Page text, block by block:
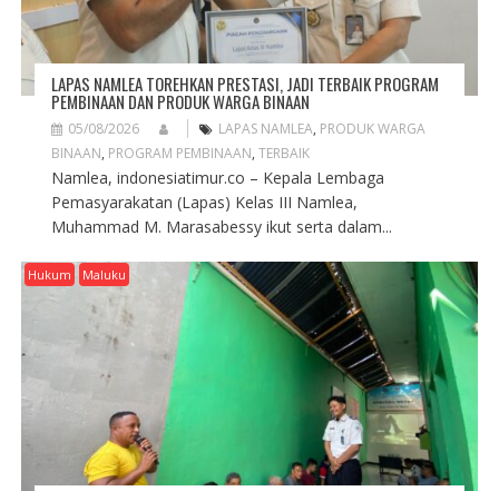
LAPAS NAMLEA TOREHKAN PRESTASI, JADI TERBAIK PROGRAM
PEMBINAAN DAN PRODUK WARGA BINAAN
05/08/2026 LAPAS NAMLEA, PRODUK WARGA
BINAAN, PROGRAM PEMBINAAN, TERBAIK
Namlea, indonesiatimur.co – Kepala Lembaga
Pemasyarakatan (Lapas) Kelas III Namlea,
Muhammad M. Marasabessy ikut serta dalam...
Hukum Maluku